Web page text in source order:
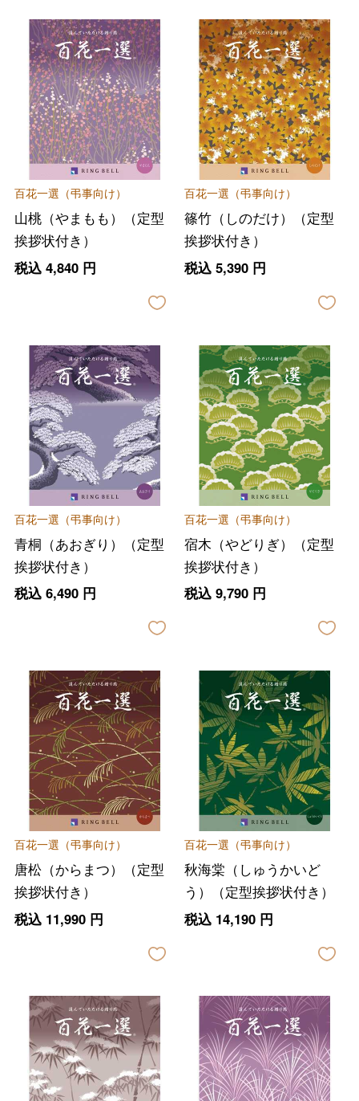
百花一選（弔事向け）
山桃（やまもも）（定型
挨拶状付き）
税込 4,840円
百花一選（弔事向け）
篠竹（しのだけ）（定型
挨拶状付き）
税込 5,390円
百花一選（弔事向け）
青桐（あおぎり）（定型
挨拶状付き）
税込 6,490円
百花一選（弔事向け）
宿木（やどりぎ）（定型
挨拶状付き）
税込 9,790円
百花一選（弔事向け）
唐松（からまつ）（定型
挨拶状付き）
税込 11,990円
百花一選（弔事向け）
秋海棠（しゅうかいど
う）（定型挨拶状付き）
税込 14,190円